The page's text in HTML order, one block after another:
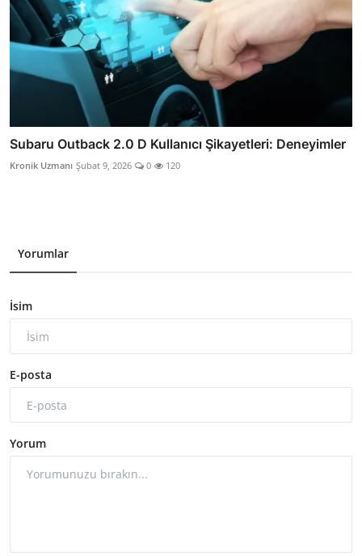
Subaru Outback 2.0 D Kullanıcı Şikayetleri: Deneyimler
Kronik Uzmanı Şubat 9, 2026 0 120
Yorumlar
İsim
E-posta
Yorum